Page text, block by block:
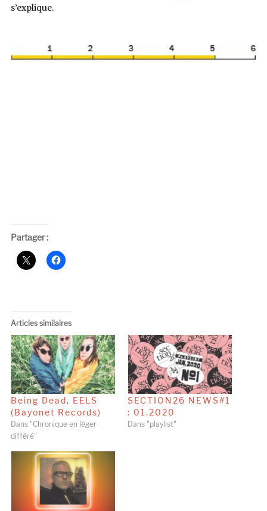
s’explique.
Partager :
Articles similaires
Being Dead, EELS
(Bayonet Records)
Dans "Chronique en léger
différé"
SECTION26 NEWS#1
: 01.2020
Dans "playlist"